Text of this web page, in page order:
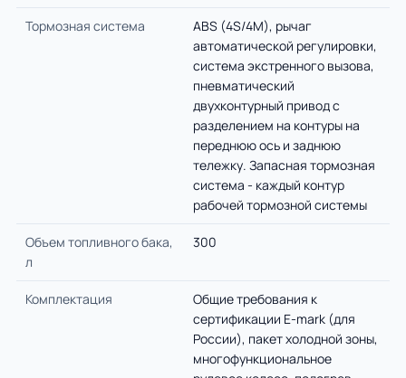
Тормозная система
ABS (4S/4M), рычаг
автоматической регулировки,
система экстренного вызова,
пневматический
двухконтурный привод с
разделением на контуры на
переднюю ось и заднюю
тележку. Запасная тормозная
система - каждый контур
рабочей тормозной системы
Объем топливного бака,
л
300
Комплектация
Общие требования к
сертификации E-mark (для
России), пакет холодной зоны,
многофункциональное